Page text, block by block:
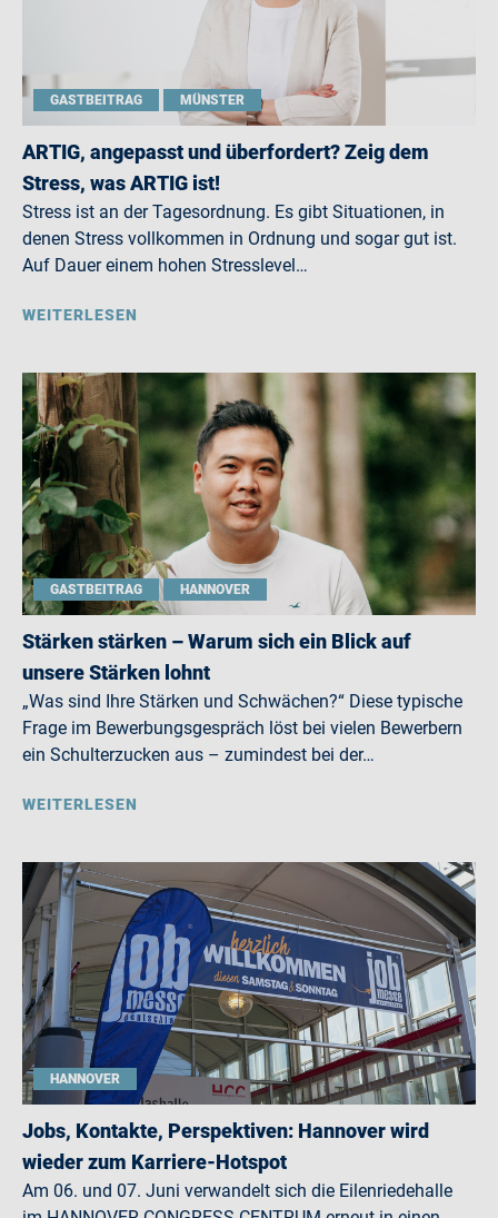
GASTBEITRAG MÜNSTER
ARTIG, angepasst und überfordert? Zeig dem
Stress, was ARTIG ist!
Stress ist an der Tagesordnung. Es gibt Situationen, in
denen Stress vollkommen in Ordnung und sogar gut ist.
Auf Dauer einem hohen Stresslevel…
WEITERLESEN
GASTBEITRAG HANNOVER
Stärken stärken – Warum sich ein Blick auf
unsere Stärken lohnt
„Was sind Ihre Stärken und Schwächen?“ Diese typische
Frage im Bewerbungsgespräch löst bei vielen Bewerbern
ein Schulterzucken aus – zumindest bei der…
WEITERLESEN
HANNOVER
Jobs, Kontakte, Perspektiven: Hannover wird
wieder zum Karriere-Hotspot
Am 06. und 07. Juni verwandelt sich die Eilenriedehalle